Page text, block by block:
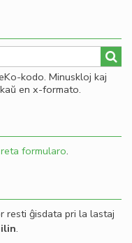
kodo. Minuskloj kaj
en x-formato.
reta formularo.
resti ĝisdata pri la lastaj
.